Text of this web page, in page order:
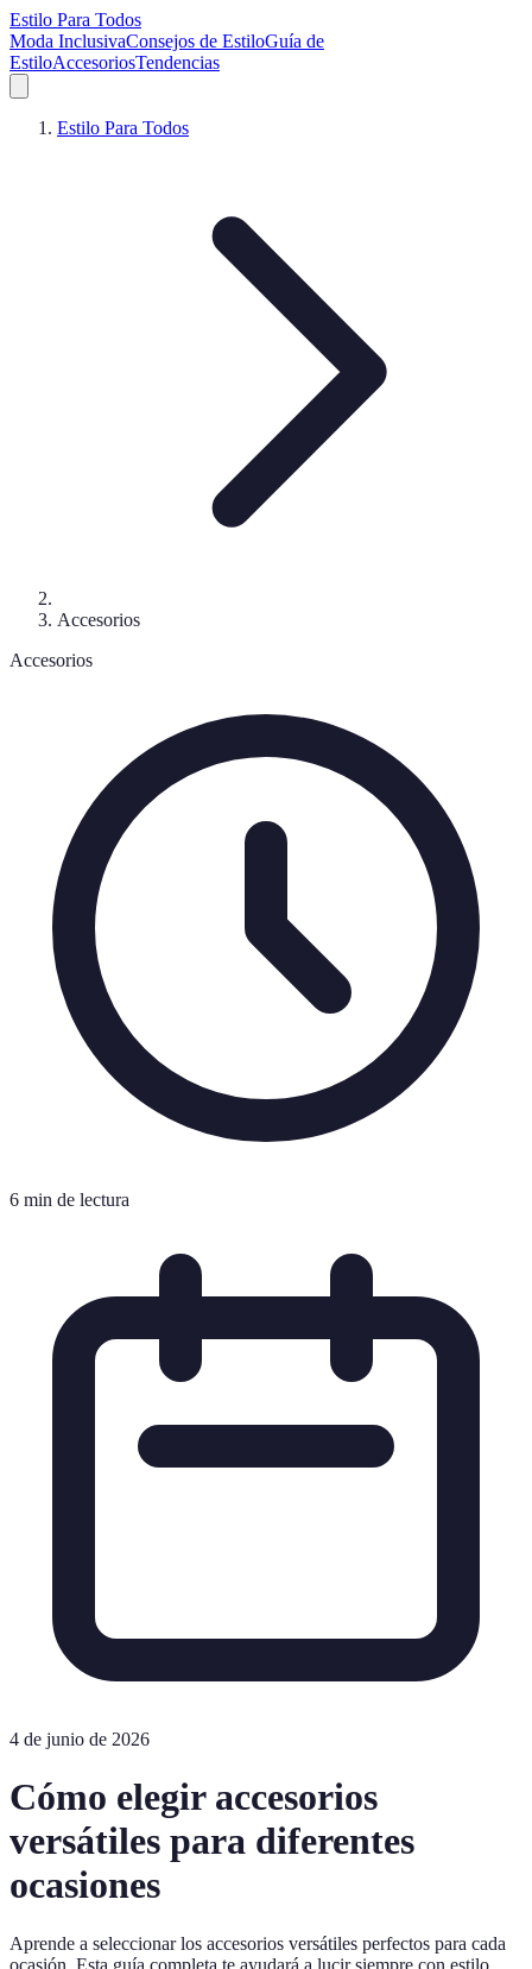
Estilo Para Todos
Moda InclusivaConsejos de EstiloGuía de
EstiloAccesoriosTendencias
Estilo Para Todos
Accesorios
Accesorios
6 min de lectura
4 de junio de 2026
Cómo elegir accesorios
versátiles para diferentes
ocasiones
Aprende a seleccionar los accesorios versátiles perfectos para cada
ocasión. Esta guía completa te ayudará a lucir siempre con estilo.